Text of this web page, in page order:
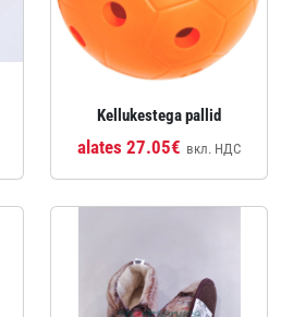
Kellukestega pallid
alates 27.05€ вкл. НДС